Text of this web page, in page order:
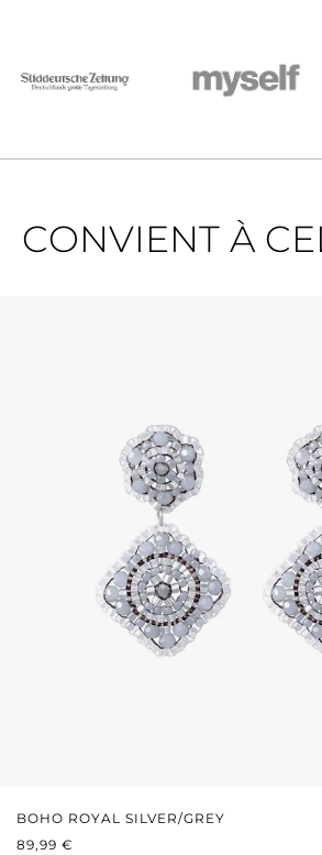
CONVIENT À
BOHO ROYAL SILVER/GREY
PRIX RÉGULIER :
89,99 €